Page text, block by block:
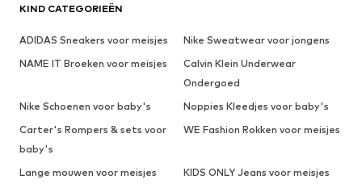
KIND CATEGORIEËN
ADIDAS Sneakers voor meisjes
Nike Sweatwear voor jongens
NAME IT Broeken voor meisjes
Calvin Klein Underwear
Ondergoed
Nike Schoenen voor baby's
Noppies Kleedjes voor baby's
Carter's Rompers & sets voor
baby's
WE Fashion Rokken voor meisjes
Lange mouwen voor meisjes
KIDS ONLY Jeans voor meisjes